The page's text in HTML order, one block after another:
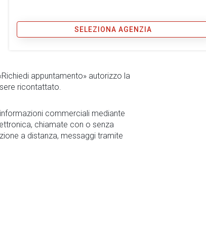
SELEZIONA AGENZIA
appuntamento» autorizzo la
ricontattato.
commerciali mediante
chiamate con o senza
a distanza, messaggi tramite